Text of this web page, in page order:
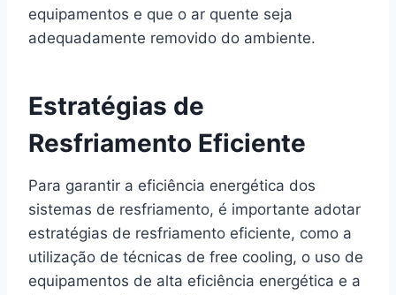
equipamentos e que o ar quente seja
adequadamente removido do ambiente.
Estratégias de
Resfriamento Eficiente
Para garantir a eficiência energética dos
sistemas de resfriamento, é importante adotar
estratégias de resfriamento eficiente, como a
utilização de técnicas de free cooling, o uso de
equipamentos de alta eficiência energética e a